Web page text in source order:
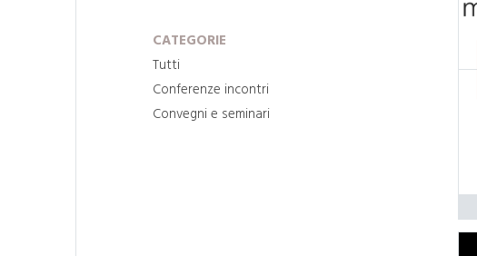
CATEGORIE
Tutti
Conferenze incontri
Convegni e seminari